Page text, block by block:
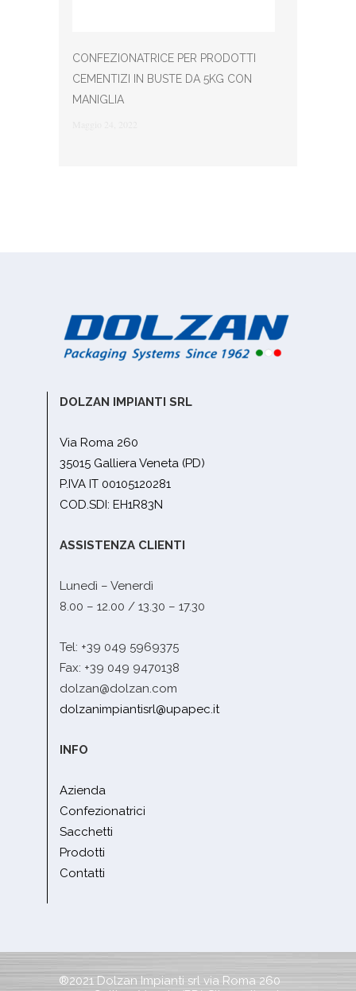
CONFEZIONATRICE PER PRODOTTI
CEMENTIZI IN BUSTE DA 5KG CON
MANIGLIA
DOLZAN IMPIANTI SRL
Via Roma 260
35015 Galliera Veneta (PD)
P.IVA IT 00105120281
COD.SDI: EH1R83N
ASSISTENZA CLIENTI
Lunedì – Venerdì
8.00 – 12.00 / 13.30 – 17.30
Tel: +39 049 5969375
Fax: +39 049 9470138
dolzan@dolzan.com
dolzanimpiantisrl@upapec.it
INFO
Azienda
Confezionatrici
Sacchetti
Prodotti
Contatti
®2021 Dolzan Impianti srl via Roma 260